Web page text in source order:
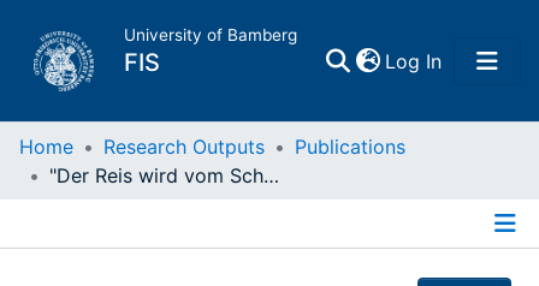
University of Bamberg
FIS Log In(current)
Home
Home Research Outputs
Publications
"Der Reis wird vom Schwätzen nicht gar" : grenzüberschreitende soziale Arbeit mit Straßenkindern anhand eines Beispiels aus Südafrika